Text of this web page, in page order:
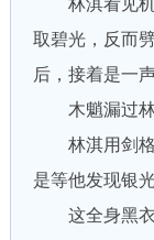
林淇看见机
取碧光，反而
后，接着是一
木魈漏过林
林淇用剑格
是等他发现银
这全身黑衣